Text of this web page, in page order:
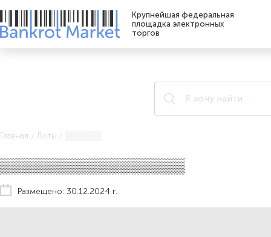
Крупнейшая федеральная
площадка электронных
торгов
Главная / Лоты /
▒▒▒▒▒▒▒▒▒▒▒▒▒▒▒▒▒
Размещено: 30.12.2024 г.